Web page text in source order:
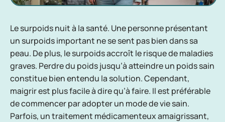
Le surpoids nuit à la santé. Une personne présentant
un surpoids important ne se sent pas bien dans sa
peau. De plus, le surpoids accroît le risque de maladies
graves. Perdre du poids jusqu’à atteindre un poids sain
constitue bien entendu la solution. Cependant,
maigrir est plus facile à dire qu’à faire. Il est préférable
de commencer par adopter un mode de vie sain.
Parfois, un traitement médicamenteux amaigrissant,